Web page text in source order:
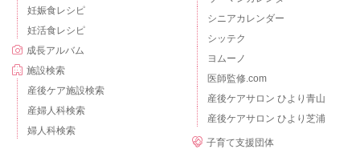
妊娠食レシピ
妊活食レシピ
成長アルバム
施設検索
産後ケア施設検索
産婦人科検索
婦人科検索
シニアカレンダー
シッテク
ヨムーノ
医師監修.com
産後ケアサロン ひより青山
産後ケアサロン ひより芝浦
子育て支援団体